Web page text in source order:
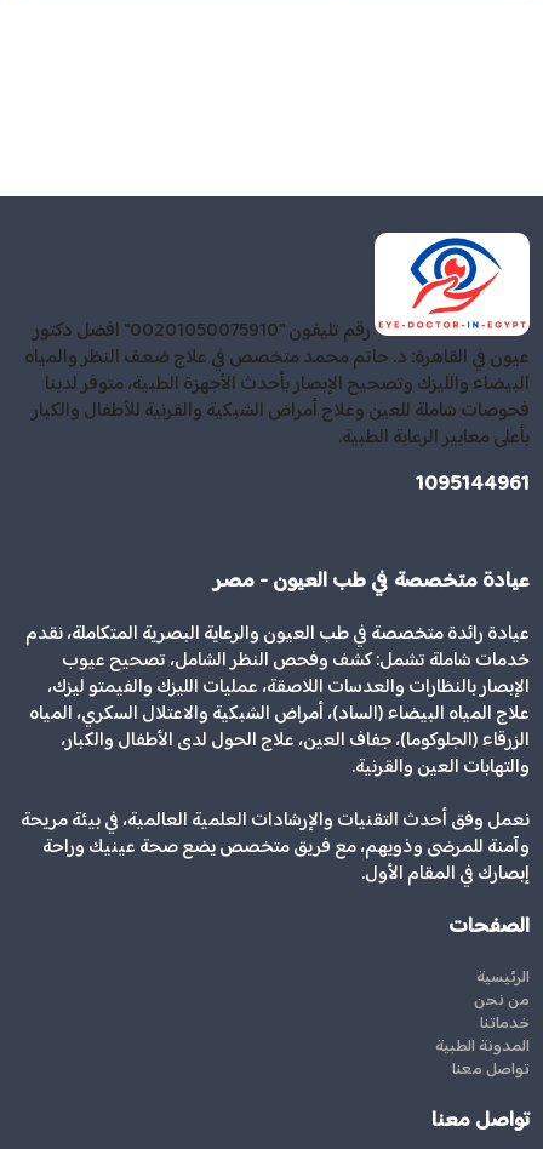
رقم تليفون "00201050075910" افضل دكتور
عيون في القاهرة: د. حاتم محمد متخصص في علاج ضعف النظر والمياه
البيضاء والليزك وتصحيح الإبصار بأحدث الأجهزة الطبية، متوفر لدينا
فحوصات شاملة للعين وعلاج أمراض الشبكية والقرنية للأطفال والكبار
بأعلى معايير الرعاية الطبية.
1095144961
عيادة متخصصة في طب العيون - مصر
عيادة رائدة متخصصة في طب العيون والرعاية البصرية المتكاملة، نقدم
خدمات شاملة تشمل: كشف وفحص النظر الشامل، تصحيح عيوب
الإبصار بالنظارات والعدسات اللاصقة، عمليات الليزك والفيمتو ليزك،
علاج المياه البيضاء (الساد)، أمراض الشبكية والاعتلال السكري، المياه
الزرقاء (الجلوكوما)، جفاف العين، علاج الحول لدى الأطفال والكبار،
والتهابات العين والقرنية.
نعمل وفق أحدث التقنيات والإرشادات العلمية العالمية، في بيئة مريحة
وآمنة للمرضى وذويهم، مع فريق متخصص يضع صحة عينيك وراحة
إبصارك في المقام الأول.
الصفحات
الرئيسية
من نحن
خدماتنا
المدونة الطبية
تواصل معنا
تواصل معنا